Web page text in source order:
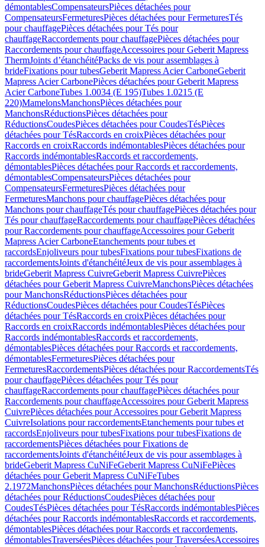
démontablesCompensateursPièces détachées pour
CompensateursFermeturesPièces détachées pour FermeturesTés
pour chauffagePièces détachées pour Tés pour
chauffageRaccordements pour chauffagePièces détachées pour
Raccordements pour chauffageAccessoires pour Geberit Mapress
ThermJoints d’étanchéitéPacks de vis pour assemblages à
brideFixations pour tubesGeberit Mapress Acier CarboneGeberit
Mapress Acier CarbonePièces détachées pour Geberit Mapress
Acier CarboneTubes 1.0034 (E 195)Tubes 1.0215 (E
220)MamelonsManchonsPièces détachées pour
ManchonsRéductionsPièces détachées pour
RéductionsCoudesPièces détachées pour CoudesTésPièces
détachées pour TésRaccords en croixPièces détachées pour
Raccords en croixRaccords indémontablesPièces détachées pour
Raccords indémontablesRaccords et raccordements,
démontablesPièces détachées pour Raccords et raccordements,
démontablesCompensateursPièces détachées pour
CompensateursFermeturesPièces détachées pour
FermeturesManchons pour chauffagePièces détachées pour
Manchons pour chauffageTés pour chauffagePièces détachées pour
Tés pour chauffageRaccordements pour chauffagePièces détachées
pour Raccordements pour chauffageAccessoires pour Geberit
Mapress Acier CarboneEtanchements pour tubes et
raccordsEnjoliveurs pour tubesFixations pour tubesFixations de
raccordementsJoints d'étanchéitéJeux de vis pour assemblages à
brideGeberit Mapress CuivreGeberit Mapress CuivrePièces
détachées pour Geberit Mapress CuivreManchonsPièces détachées
pour ManchonsRéductionsPièces détachées pour
RéductionsCoudesPièces détachées pour CoudesTésPièces
détachées pour TésRaccords en croixPièces détachées pour
Raccords en croixRaccords indémontablesPièces détachées pour
Raccords indémontablesRaccords et raccordements,
démontablesPièces détachées pour Raccords et raccordements,
démontablesFermeturesPièces détachées pour
FermeturesRaccordementsPièces détachées pour RaccordementsTés
pour chauffagePièces détachées pour Tés pour
chauffageRaccordements pour chauffagePièces détachées pour
Raccordements pour chauffageAccessoires pour Geberit Mapress
CuivrePièces détachées pour Accessoires pour Geberit Mapress
CuivreIsolations pour raccordementsEtanchements pour tubes et
raccordsEnjoliveurs pour tubesFixations pour tubesFixations de
raccordementsPièces détachées pour Fixations de
raccordementsJoints d'étanchéitéJeux de vis pour assemblages à
brideGeberit Mapress CuNiFeGeberit Mapress CuNiFePièces
détachées pour Geberit Mapress CuNiFeTubes
2.1972ManchonsPièces détachées pour ManchonsRéductionsPièces
détachées pour RéductionsCoudesPièces détachées pour
CoudesTésPièces détachées pour TésRaccords indémontablesPièces
détachées pour Raccords indémontablesRaccords et raccordements,
démontablesPièces détachées pour Raccords et raccordements,
démontablesTraverséesPièces détachées pour TraverséesAccessoires